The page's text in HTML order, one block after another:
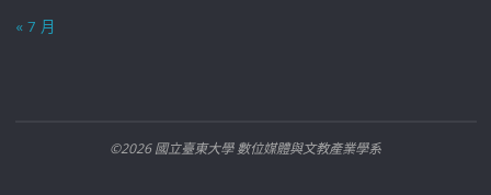
« 7 月
©2026 國立臺東大學 數位媒體與文教產業學系